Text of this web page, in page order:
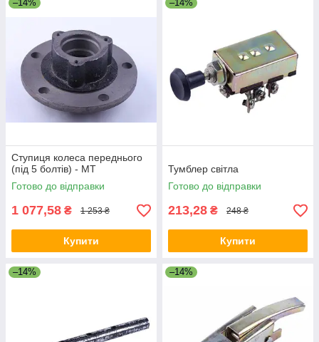
–14%
Ступиця колеса переднього
(під 5 болтів) - МТ
Готово до відправки
1 077,58 ₴ 1 253 ₴
Купити
–14%
Тумблер світла
Готово до відправки
213,28 ₴ 248 ₴
Купити
–14% –14%